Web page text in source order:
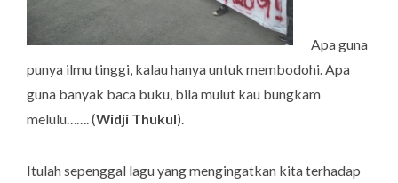
Apa guna
punya ilmu tinggi, kalau hanya untuk membodohi.Apa
guna banyak baca buku, bila mulut kau bungkam
melulu…….(Widji Thukul).
Itulah sepenggal lagu yang mengingatkan kita terhadap